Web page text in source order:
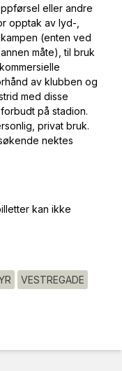
eller andre
opptak av lyd-,
(enten ved
måte), til bruk
av klubben og
med disse
på stadion.
privat bruk.
nektes
kan ikke
VESTREGADE